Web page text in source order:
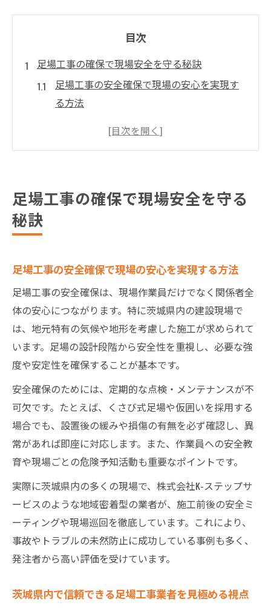
目次
足場工事の確保で現場安全を守る秘訣
足場工事の安全確保で現場の安心を実現す
る方法
茨城県内で信頼できる足場工事業者を見極
現場ごとに異なる足場工事の確保ポイント
茨城県で理想の足場工事業者を選ぶ視点
茨城県で足場工事業者選びに失敗しないた
めの比較基準
足場工事業者の実績と対応力を見極めるポ
イント
ット
足場工事の確保に役立つ業者選定の具体的
な流れ
安全意識の高い足場工事業者を見分ける方
施工範囲の広い足場工事が叶える安心感
広い施工範囲を持つ足場工事業者の強みと
は
足場工事の対応エリア拡大がもたらす安心
複数現場に対応できる足場工事確保の重要
足場工事の確保で現場安全を守る
秘訣
足場工事の安全確保で現場の安心を実現する方法
足場工事の安全確保は、現場作業員だけでなく関係者全
体の安心につながります。特に茨城県内の建設現場で
は、地元特有の気候や地形を考慮した施工が求められて
います。足場の設計段階から安全性を重視し、必要な強
度や安定性を確保することが基本です。
安全確保のためには、定期的な点検・メンテナンスが不
可欠です。たとえば、くさび式足場や仮囲いを採用する
場合でも、設置後の緩みや損傷の有無を必ず確認し、異
常があれば即座に対応します。また、作業員への安全教
育や現場ごとの危険予知活動も重要なポイントです。
実際に茨城県内の多くの現場で、株式会社K-ステップサ
ービスのような地域密着型の業者が、施工前後の安全ミ
ーティングや現場巡回を徹底しています。これにより、
事故やトラブルの未然防止に成功している事例も多く、
発注者から高い評価を受けています。
茨城県内で信頼できる足場工事業者を見極める視点